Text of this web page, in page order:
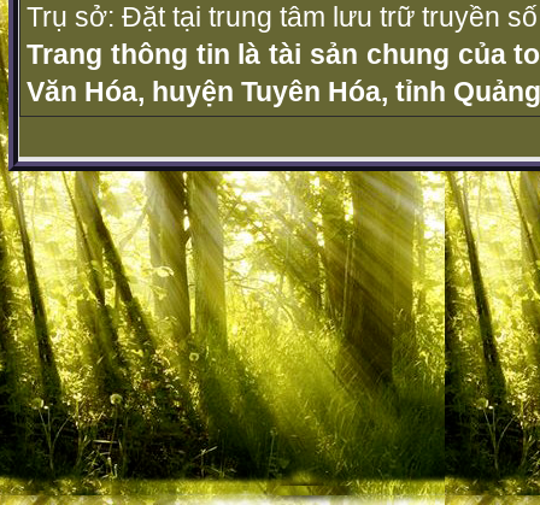
Trụ sở: Đặt tại trung tâm lưu trữ truyền
Trang thông tin là tài sản chung của
Văn Hóa, huyện Tuyên Hóa, tỉnh